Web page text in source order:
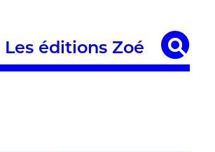
Les éditions Zoé